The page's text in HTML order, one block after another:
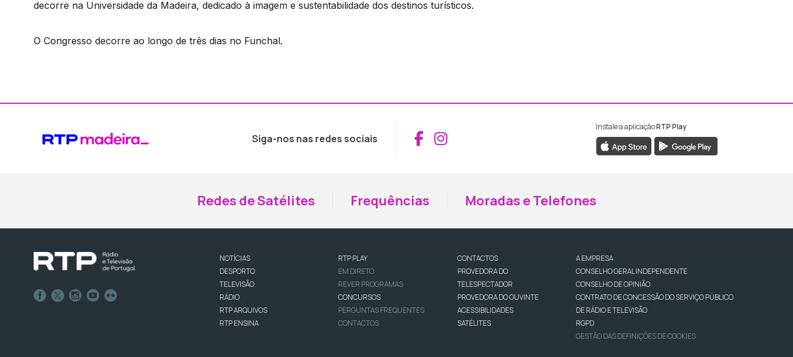
decorre na Universidade da Madeira, dedicado à imagem e sustentabilidade dos destinos turísticos.
O Congresso decorre ao longo de três dias no Funchal.
Siga-nos nas redes sociais Aceder ao Facebook da RTP Madeira
Aceder ao Instagram da RTP Madeira
Instale a aplicaçãoRTP Play
Redes de Satélites Frequências Moradas e Telefones
NOTÍCIAS
DESPORTO
TELEVISÃO
RÁDIO
RTP ARQUIVOS
RTP ENSINA
RTP PLAY
EM DIRETO
REVER PROGRAMAS
CONCURSOS
PERGUNTAS FREQUENTES
CONTACTOS
CONTACTOS
PROVEDORA DO
TELESPECTADOR
PROVEDORA DO OUVINTE
ACESSIBILIDADES
SATÉLITES
A EMPRESA
CONSELHO GERAL INDEPENDENTE
CONSELHO DE OPINIÃO
CONTRATO DE CONCESSÃO DO SERVIÇO PÚBLICO
DE RÁDIO E TELEVISÃO
RGPD
GESTÃO DAS DEFINIÇÕES DE COOKIES